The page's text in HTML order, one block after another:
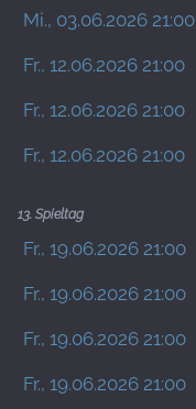
Mi., 03.06.2026 21:00
Fr., 12.06.2026 21:00
Fr., 12.06.2026 21:00
Fr., 12.06.2026 21:00
13. Spieltag
Fr., 19.06.2026 21:00
Fr., 19.06.2026 21:00
Fr., 19.06.2026 21:00
Fr., 19.06.2026 21:00